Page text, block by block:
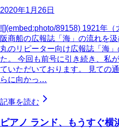
2020年1月26日
![](embed:photo/89158) 1921年
阪商船の広報誌「海」の流れを
丸のリピーター向け広報誌「海
た。 今回も前号に引き続き、私
ていただいております。 見ての
らに向かっ…
記事を読む
ピアノ ランド、もうすぐ横